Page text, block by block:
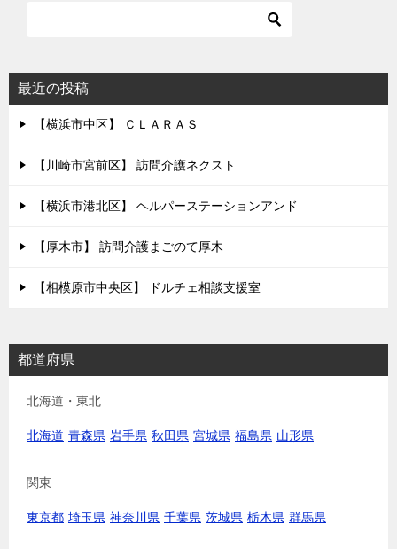
最近の投稿
【横浜市中区】 ＣＬＡＲＡＳ
【川崎市宮前区】 訪問介護ネクスト
【横浜市港北区】 ヘルパーステーションアンド
【厚木市】 訪問介護まごのて厚木
【相模原市中央区】 ドルチェ相談支援室
都道府県
北海道・東北
北海道 青森県 岩手県 秋田県 宮城県 福島県 山形県
関東
東京都 埼玉県 神奈川県 千葉県 茨城県 栃木県 群馬県